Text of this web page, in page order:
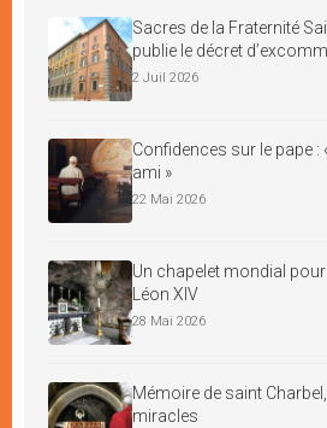
Sacres de la Fraternité
publie le décret
2 Juil 2026
Confidences sur le pape :
ami »
22 Mai 2026
Un chapelet mondial
Léon XIV
28 Mai 2026
Mémoire de saint
miracles